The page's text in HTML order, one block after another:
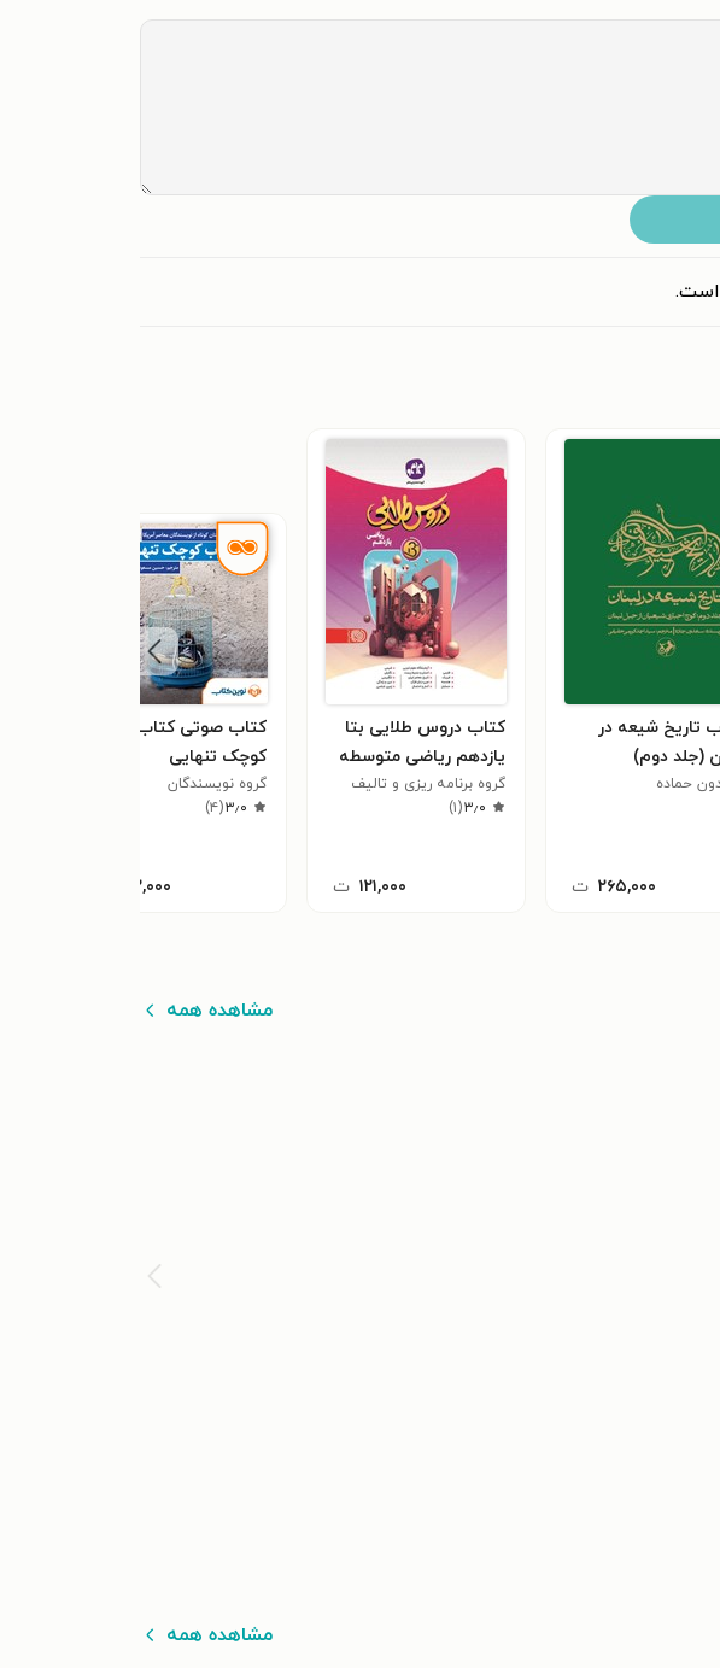
است.
تاریخ شیعه در
(جلد دوم)
حماده
۲۶۵,۰۰۰ ت
کتاب دروس طلایی بتا
یازدهم ریاضی متوسطه
دوم
گروه برنامه ریزی و تالیف
کاگو۳٫۰(۱)
۱۲۱,۰۰۰ ت
کتاب صوتی کتاب
کوچک تنهایی
گروه نویسندگان
۳٫۰(۴)
۱۲۲,۰۰۰
مشاهده همه
مشاهده همه